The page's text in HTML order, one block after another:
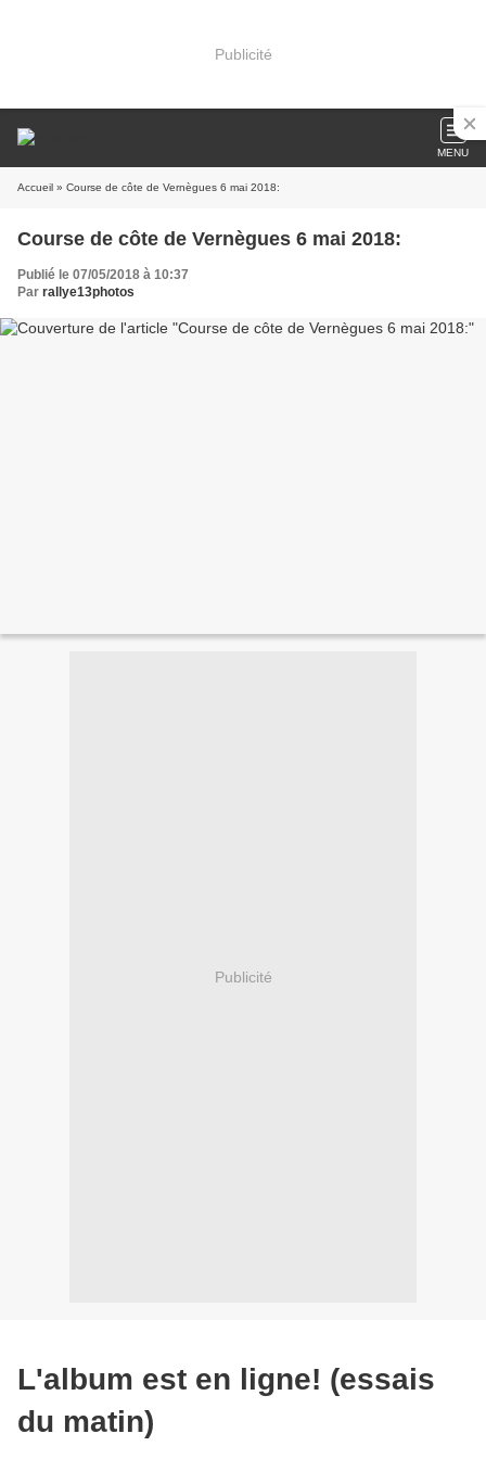
Publicité
MENU
Accueil » Course de côte de Vernègues 6 mai 2018:
Course de côte de Vernègues 6 mai 2018:
Publié le 07/05/2018 à 10:37
Par rallye13photos
Publicité
L'album est en ligne! (essais
du matin)